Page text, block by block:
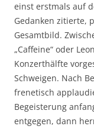
einst erstmals auf
Gedanken zitierte,
Gesamtbild.
„Caffeine“ oder
Konzerthälfte
Schweigen. Nach
frenetisch
Begeisterung
entgegen, dann